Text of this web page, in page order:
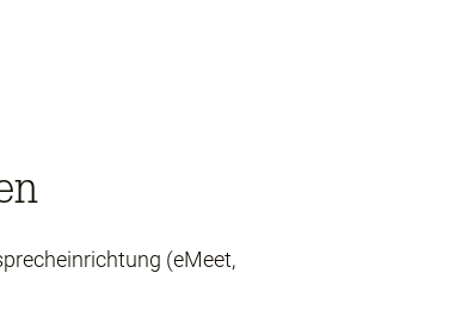
(eMeet,